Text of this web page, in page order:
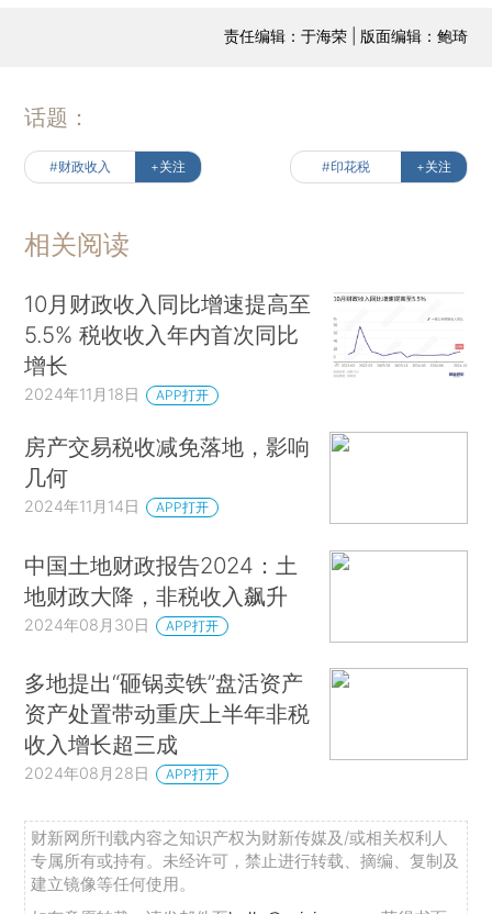
责任编辑：于海荣 | 版面编辑：鲍琦
话题：
#财政收入 +关注 #印花税 +关注
相关阅读
10月财政收入同比增速提高至
5.5% 税收收入年内首次同比
增长
2024年11月18日 APP打开
房产交易税收减免落地，影响
几何
2024年11月14日 APP打开
中国土地财政报告2024：土
地财政大降，非税收入飙升
2024年08月30日 APP打开
多地提出“砸锅卖铁”盘活资产
资产处置带动重庆上半年非税
收入增长超三成
2024年08月28日 APP打开
财新网所刊载内容之知识产权为财新传媒及/或相关权利人
专属所有或持有。未经许可，禁止进行转载、摘编、复制及
建立镜像等任何使用。